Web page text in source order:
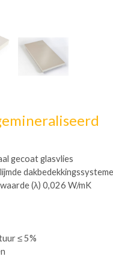
gecoat glasvlies
(λ) 0,026 W/mK
≤ 5%